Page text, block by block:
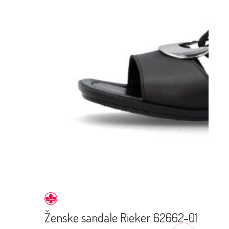
Ženske sandale Rieker 62662-01